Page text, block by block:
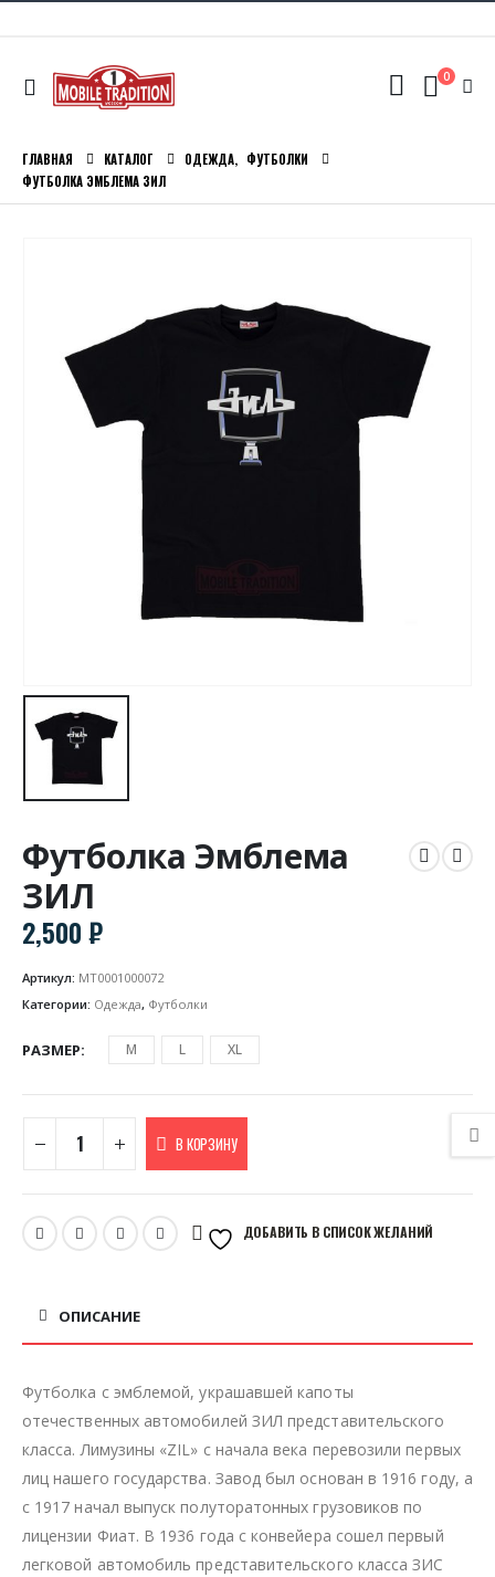
0
ГЛАВНАЯ КАТАЛОГ ОДЕЖДА, ФУТБОЛКИ
ФУТБОЛКА ЭМБЛЕМА ЗИЛ
Футболка Эмблема
ЗИЛ
2,500₽
Артикул: MT0001000072
Категории: Одежда, Футболки
РАЗМЕР M L XL
В КОРЗИНУ
ДОБАВИТЬ В СПИСОК ЖЕЛАНИЙ
ОПИСАНИЕ
Футболка с эмблемой, украшавшей капоты
отечественных автомобилей ЗИЛ представительского
класса. Лимузины «ZIL» с начала века перевозили первых
лиц нашего государства. Завод был основан в 1916 году, а
с 1917 начал выпуск полуторатонных грузовиков по
лицензии Фиат. В 1936 года с конвейера сошел первый
легковой автомобиль представительского класса ЗИС